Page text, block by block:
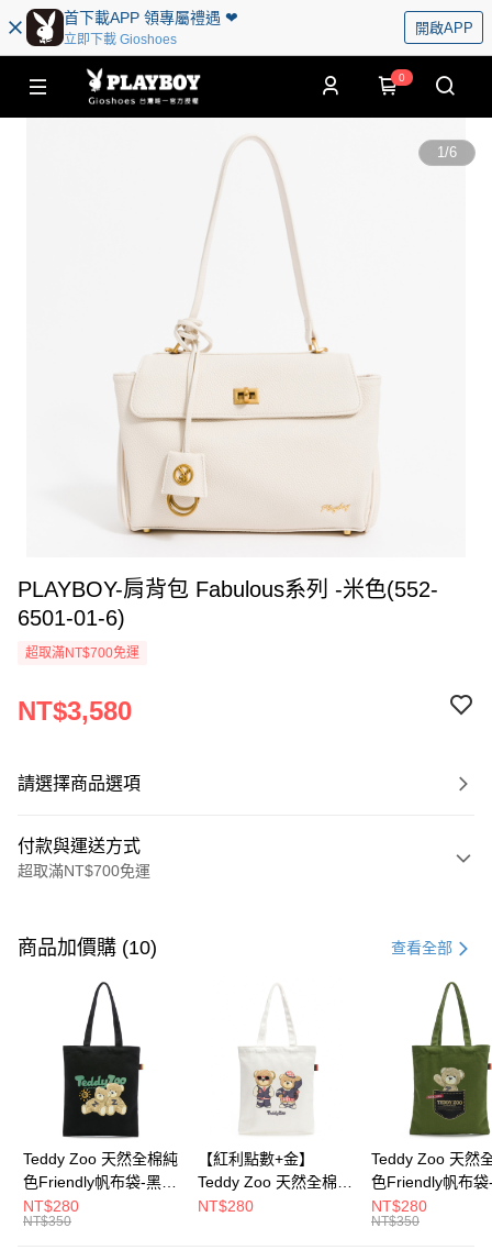
首下載APP 領專屬禮遇 ❤︎
立即下載 Gioshoes
開啟APP
0
1/6
PLAYBOY-肩背包 Fabulous系列 -米色(552-
6501-01-6)
超取滿NT$700免運
NT$3,580
請選擇商品選項
付款與運送方式
超取滿NT$700免運
信用卡一次付款
超商取貨付款
Apple Pay
街口支付
大哥付你分期
相關說明
商品加價購 (10) 查看全部
Teddy Zoo 天然全棉純
色Friendly帆布袋-黑色
(TZB107)
NT$280
NT$350
【紅利點數+金】
Teddy Zoo 天然全棉純
色Friendly帆布袋-白色
NT$280
Teddy Zoo 天然
色Friendly帆布袋
色(TZB107)
NT$280
NT$350